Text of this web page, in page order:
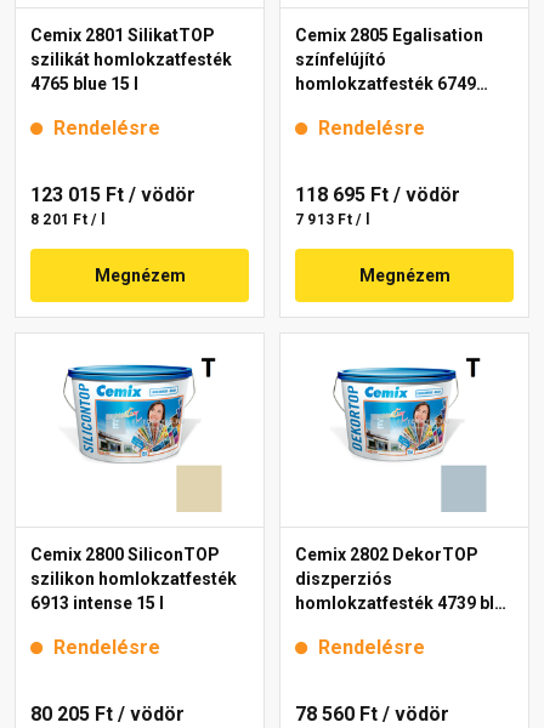
Cemix 2801 SilikatTOP
szilikát homlokzatfesték
4765 blue 15 l
Rendelésre
123 015 Ft / vödör
8 201 Ft / l
Megnézem
Cemix 2805 Egalisation
színfelújító
homlokzatfesték 6749
Rendelésre
118 695 Ft / vödör
7 913 Ft / l
Megnézem
Cemix 2800 SiliconTOP
szilikon homlokzatfesték
6913 intense 15 l
Rendelésre
80 205 Ft / vödör
Cemix 2802 DekorTOP
diszperziós
homlokzatfesték 4739 blue
Rendelésre
78 560 Ft / vödör